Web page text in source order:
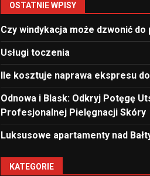
OSTATNIE WPISY
Czy windykacja może dzwonić do
Usługi toczenia
Ile kosztuje naprawa ekspresu
Odnowa i Blask: Odkryj Potęgę
Profesjonalnej Pielęgnacji Skóry
Luksusowe apartamenty nad
KATEGORIE